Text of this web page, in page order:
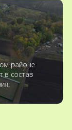
районе
в состав